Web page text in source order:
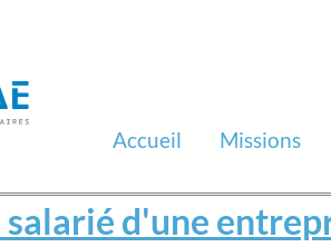
Accueil Missions
salarié d'une